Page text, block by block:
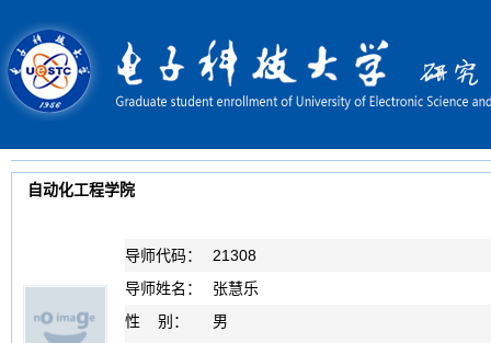
自动化工程学院
导师代码：
21308
导师姓名：
张慧乐
性 别：
男